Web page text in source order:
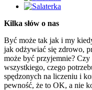
Kilka słów o nas
Być może tak jak i my
jak odżywiać się zdrowo,
może być przyjemnie?
wszystkiego, czego
spędzonych na liczeniu i
pewność, że to OK, a nie